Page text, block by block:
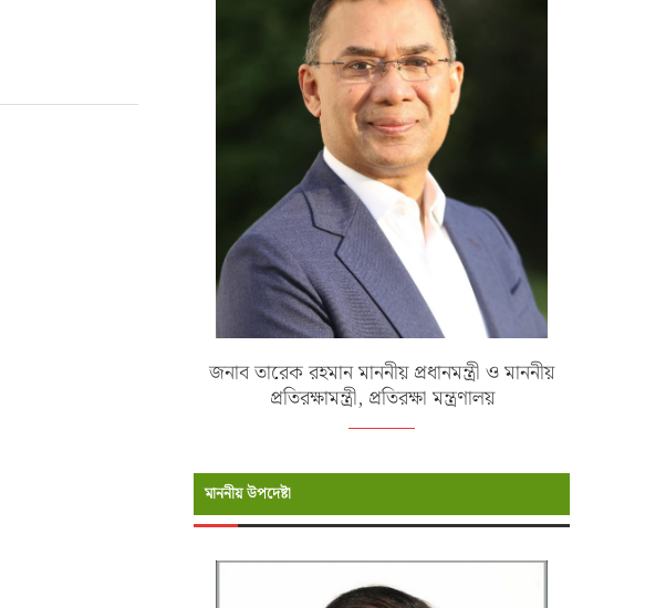
জনাব তারেক রহমান মাননীয় প্রধানমন্ত্রী ও মাননীয়
প্রতিরক্ষামন্ত্রী, প্রতিরক্ষা মন্ত্রণালয়
মাননীয় উপদেষ্টা